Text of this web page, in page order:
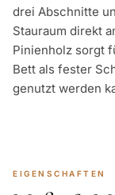
drei Abschnitte
Stauraum direkt
Pinienholz sorgt
Bett als fester
genutzt werden
EIGENSCHAFTEN